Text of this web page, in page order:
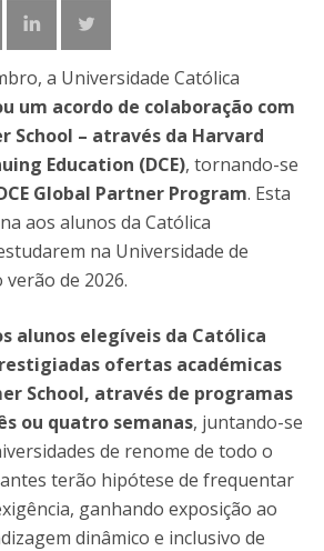
a Universidade Católica
um acordo de colaboração com
School – através da Harvard
Education (DCE), tornando-se
Global Partner Program. Esta
aos alunos da Católica
na Universidade de
de 2026.
alunos elegíveis da Católica
ofertas académicas
School, através de programas
ou quatro semanas, juntando-se
de renome de todo o
terão hipótese de frequentar
ganhando exposição ao
dinâmico e inclusivo de